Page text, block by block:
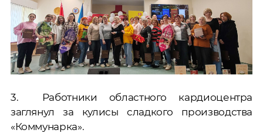
3. Работники областного кардиоцентра
заглянул за кулисы сладкого производства
«Коммунарка».